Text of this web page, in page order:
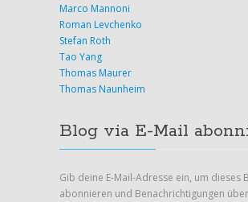
Marco Mannoni
Roman Levchenko
Stefan Roth
Tao Yang
Thomas Maurer
Thomas Naunheim
Blog via E-Mail
Gib deine E-Mail-Adresse ein, um dieses
abonnieren und Benachrichtigungen